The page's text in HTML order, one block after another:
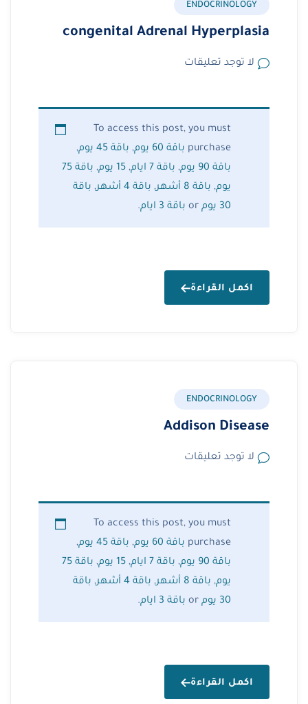
ENDOCRINOLOGY
congenital Adrenal Hyperplasia
لا توجد تعليقات
To access this post, you must
purchase باقة 60 يوم , باقة 45 يوم
,
باقة 90 يوم
, باقة 7 ايام , 15 يوم ,
باقة 75
يوم, باقة 8 أشهر , باقة 4 أشهر , باقة
30 يوم
باقة 3 ايام .
اكمل القراءة
ENDOCRINOLOGY
Addison Disease
لا توجد تعليقات
To access this post, you must
purchase باقة 60 يوم , باقة 45 يوم
,
باقة 90 يوم
, باقة 7 ايام , 15 يوم ,
باقة 75
يوم, باقة 8 أشهر , باقة 4 أشهر , باقة
30 يوم
باقة 3 ايام .
اكمل القراءة